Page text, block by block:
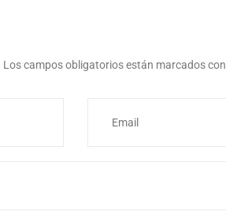
Los campos obligatorios están marcados con